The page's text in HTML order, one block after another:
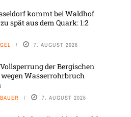
kommt bei Waldhof
spät aus dem Quark: 1:2
7. AUGUST 2026
der Bergischen
Wasserrohrbruch
7. AUGUST 2026